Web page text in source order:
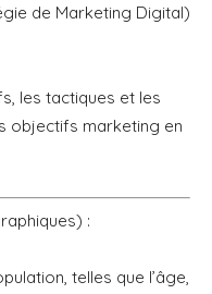
de Marketing Digital)
les tactiques et les
objectifs marketing en
:
telles que l’âge,